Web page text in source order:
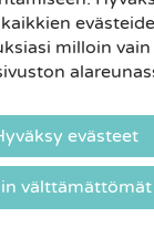
milloin
evästeet
välttämättömät